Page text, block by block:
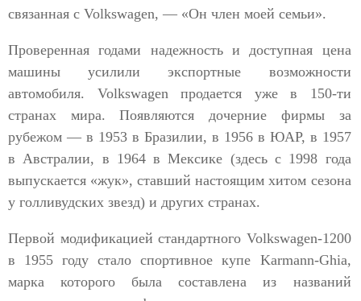
связанная с Volkswagen, — «Он член моей семьи».
Проверенная годами надежность и доступная цена
машины усилили экспортные возможности
автомобиля. Volkswagen продается уже в 150-ти
странах мира. Появляются дочерние фирмы за
рубежом — в 1953 в Бразилии, в 1956 в ЮАР, в 1957
в Австралии, в 1964 в Мексике (здесь с 1998 года
выпускается «жук», ставший настоящим хитом сезона
у голливудских звезд) и других странах.
Первой модификацией стандартного Volkswagen-1200
в 1955 году стало спортивное купе Karmann-Ghia,
марка которого была составлена из названий